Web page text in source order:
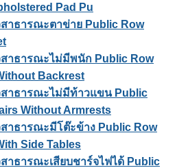
Pad Pu
สาธารณะตาข่าย Public Row
สาธารณะไม่มีพนัก Public Row
Backrest
สาธารณะไม่มีท้าวแขน Public
Without Armrests
สาธารณะมีโต๊ะข้าง Public Row
Side Tables
สาธารณะเสียบชาร์จไฟได้ Public